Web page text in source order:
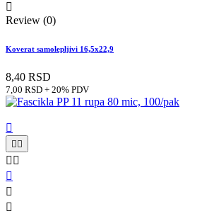

Review (0)
Koverat samolepljivi 16,5x22,9
8,40 RSD
7,00 RSD + 20% PDV

 
 


